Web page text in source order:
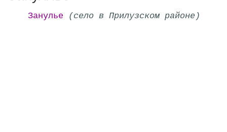
Занулье (село в Прилузском районе)